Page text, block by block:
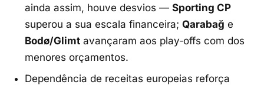
ainda assim, houve desvios —Sporting CP
superou a sua escala financeira;Qarabağ e
Bodø/Glimt avançaram aos play‑offs com dos
menores orçamentos.
Dependência de receitas europeias reforça